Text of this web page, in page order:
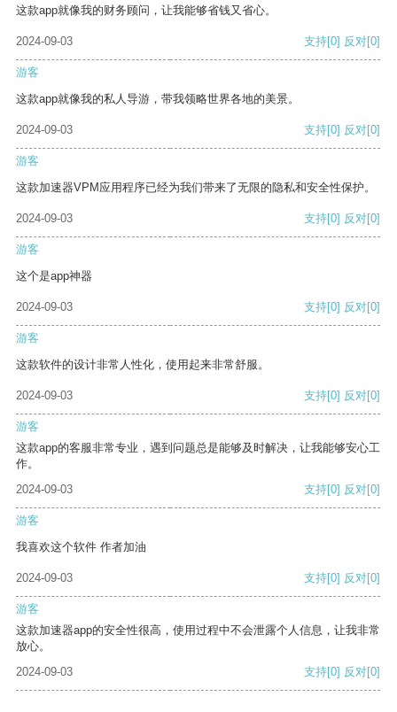
这款app就像我的财务顾问，让我能够省钱又省心。
2024-09-03 支持[0] 反对[0]
游客
这款app就像我的私人导游，带我领略世界各地的美景。
2024-09-03 支持[0] 反对[0]
游客
这款加速器VPM应用程序已经为我们带来了无限的隐私和安全性保护。
2024-09-03 支持[0] 反对[0]
游客
这个是app神器
2024-09-03 支持[0] 反对[0]
游客
这款软件的设计非常人性化，使用起来非常舒服。
2024-09-03 支持[0] 反对[0]
游客
这款app的客服非常专业，遇到问题总是能够及时解决，让我能够安心工
作。
2024-09-03
支持[0] 反对[0]
游客
我喜欢这个软件 作者加油
2024-09-03 支持[0] 反对[0]
游客
这款加速器app的安全性很高，使用过程中不会泄露个人信息，让我非常
放心。
2024-09-03
支持[0] 反对[0]